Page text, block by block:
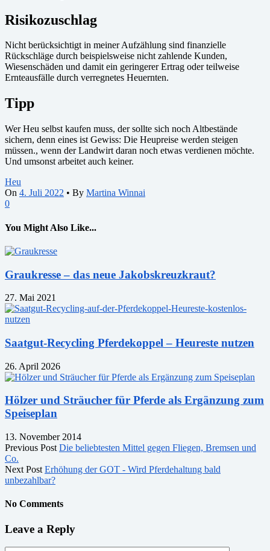
Risikozuschlag
Nicht berücksichtigt in meiner Aufzählung sind finanzielle
Rückschläge durch beispielsweise nicht zahlende Kunden,
Wiesenschäden und damit ein geringerer Ertrag oder teilweise
Ernteausfälle durch verregnetes Heuernten.
Tipp
Wer Heu selbst kaufen muss, der sollte sich noch Altbestände
sichern, denn eines ist Gewiss: Die Heupreise werden steigen
müssen., wenn der Landwirt daran noch etwas verdienen möchte.
Und umsonst arbeitet auch keiner.
Heu
On 4. Juli 2022 • By Martina Winnai
0
You Might Also Like...
Graukresse – das neue Jakobskreuzkraut?
27. Mai 2021
Saatgut-Recycling Pferdekoppel – Heureste nutzen
26. April 2026
Hölzer und Sträucher für Pferde als Ergänzung zum
Speiseplan
13. November 2014
Previous Post Die beliebtesten Mittel gegen Fliegen, Bremsen und
Co.
Next Post Erhöhung der GOT - Wird Pferdehaltung bald
unbezahlbar?
No Comments
Leave a Reply